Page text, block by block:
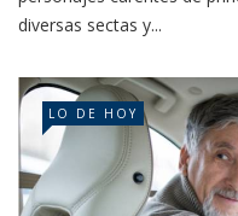
diversas sectas y...
LO DE HOY